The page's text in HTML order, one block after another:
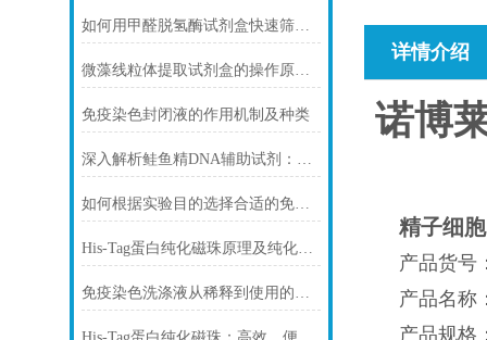
如何用甲醛脱氢酶试剂盒快速筛查食品中甲醛残留？
微藻线粒体提取试剂盒的操作原理与实验优化指南
免疫染色封闭液的作用机制及种类
深入解析鲑鱼精DNA辅助试剂：原理、特性与规范操作
如何根据实验目的选择合适的免疫染色封闭剂
His-Tag蛋白纯化磁珠原理及纯化步骤
免疫染色洗涤液从稀释到使用的完整流程
详情介绍
诺博
精子细
产品货号
产品名称
产品规格